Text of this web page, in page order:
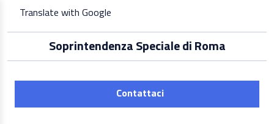
content
Translate with Google
Soprintendenza Speciale di Roma
Contattaci